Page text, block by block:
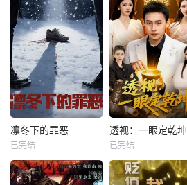
凛冬下的罪恶
已完结
透视：一眼定乾坤
已完结